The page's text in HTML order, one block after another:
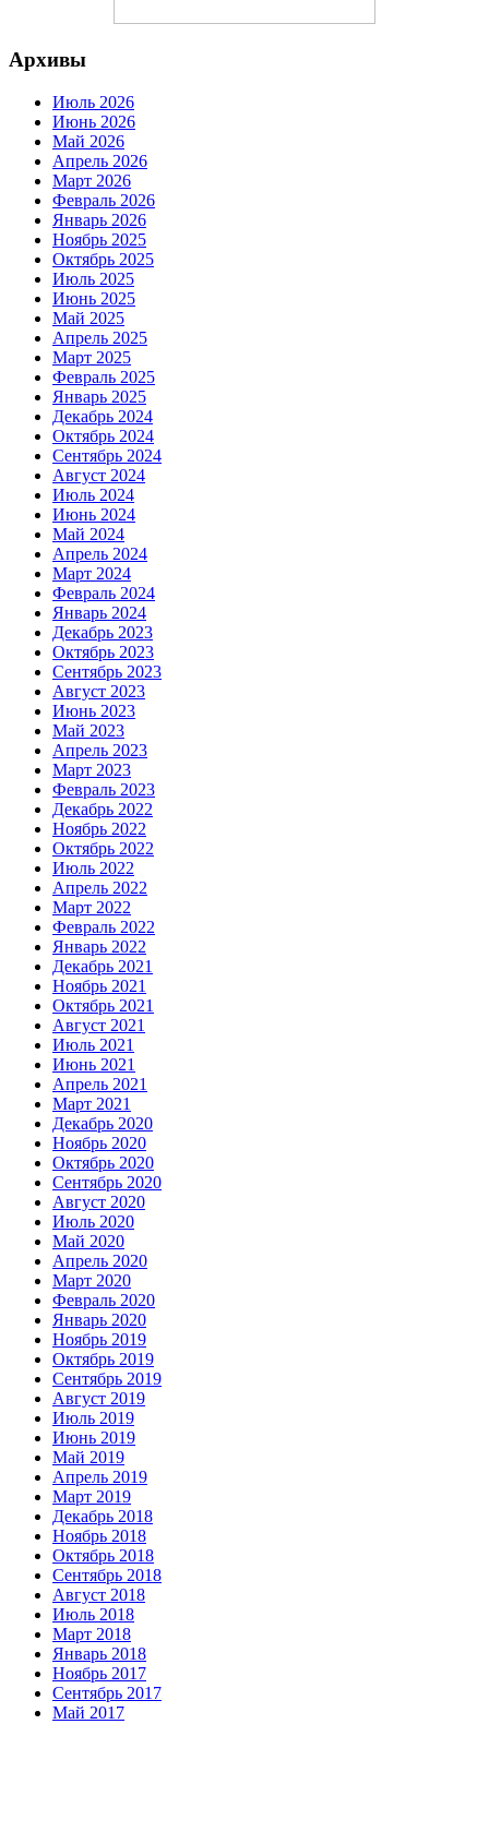
Архивы
Июль 2026
Июнь 2026
Май 2026
Апрель 2026
Март 2026
Февраль 2026
Январь 2026
Ноябрь 2025
Октябрь 2025
Июль 2025
Июнь 2025
Май 2025
Апрель 2025
Март 2025
Февраль 2025
Январь 2025
Декабрь 2024
Октябрь 2024
Сентябрь 2024
Август 2024
Июль 2024
Июнь 2024
Май 2024
Апрель 2024
Март 2024
Февраль 2024
Январь 2024
Декабрь 2023
Октябрь 2023
Сентябрь 2023
Август 2023
Июнь 2023
Май 2023
Апрель 2023
Март 2023
Февраль 2023
Декабрь 2022
Ноябрь 2022
Октябрь 2022
Июль 2022
Апрель 2022
Март 2022
Февраль 2022
Январь 2022
Декабрь 2021
Ноябрь 2021
Октябрь 2021
Август 2021
Июль 2021
Июнь 2021
Апрель 2021
Март 2021
Декабрь 2020
Ноябрь 2020
Октябрь 2020
Сентябрь 2020
Август 2020
Июль 2020
Май 2020
Апрель 2020
Март 2020
Февраль 2020
Январь 2020
Ноябрь 2019
Октябрь 2019
Сентябрь 2019
Август 2019
Июль 2019
Июнь 2019
Май 2019
Апрель 2019
Март 2019
Декабрь 2018
Ноябрь 2018
Октябрь 2018
Сентябрь 2018
Август 2018
Июль 2018
Март 2018
Январь 2018
Ноябрь 2017
Сентябрь 2017
Май 2017